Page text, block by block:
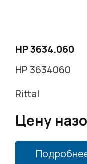
HP 3634.060
HP 3634060
Rittal
Цену